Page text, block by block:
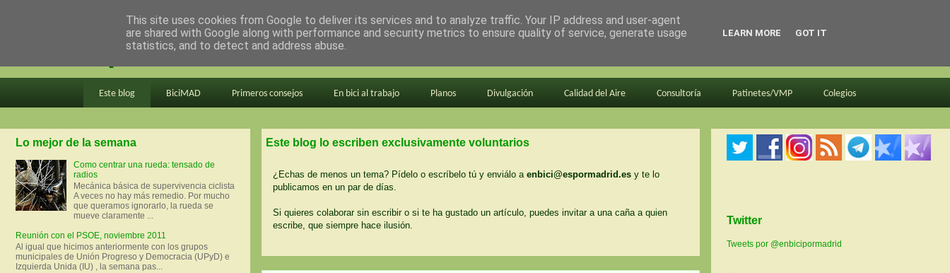
en bici por madrid
Este blog BiciMAD Primeros consejos En bici al trabajo Planos Divulgación Calidad del Aire Consultoría Patinetes/VMP Colegios
Este blog lo escriben exclusivamente voluntarios
¿Echas de menos un tema? Pídelo o escríbelo tú y enviálo a enbici@espormadrid.es y te lo
publicamos en un par de días.
Si quieres colaborar sin escribir o si te ha gustado un artículo, puedes invitar a una caña a quien
escribe, que siempre hace ilusión.
Lo mejor de la semana
Como centrar una rueda: tensado de
radios
Mecánica básica de supervivencia ciclista
A veces no hay más remedio. Por mucho
que queramos ignorarlo, la rueda se
mueve claramente ...
Reunión con el PSOE, noviembre 2011
Al igual que hicimos anteriormente con los grupos
municipales de Unión Progreso y Democracia (UPyD) e
Izquierda Unida (IU) , la semana pas...
Twitter
Tweets por @enbicipormadrid
This site uses cookies from Google to deliver its services and to analyze traffic. Your IP address and user-agent
are shared with Google along with performance and security metrics to ensure quality of service, generate usage
statistics, and to detect and address abuse.
LEARN MORE GOT IT